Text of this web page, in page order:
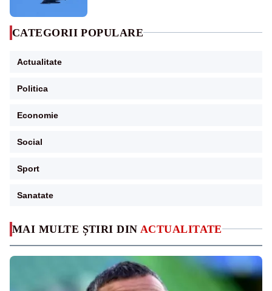
MAI MULTE ȘTIRI DIN ACTUALITATE
CATEGORII POPULARE
Actualitate
Politica
Economie
Social
Sport
Sanatate